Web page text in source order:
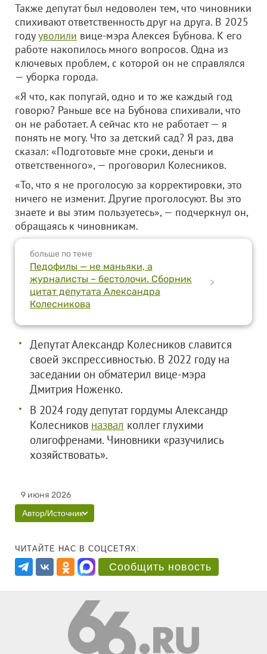
Также депутат был недоволен тем, что чиновники
спихивают ответственность друг на друга. В 2025
годууволили вице-мэра Алексея Бубнова. К его
работе накопилось много вопросов. Одна из
ключевых проблем, с которой он не справлялся
— уборка города.
«Я что, как попугай, одно и то же каждый год
говорю? Раньше все на Бубнова спихивали, что
он не работает. А сейчас кто не работает — я
понять не могу. Что за детский сад? Я раз, два
сказал: «Подготовьте мне сроки, деньги и
ответственного», — проговорил Колесников.
«То, что я не проголосую за корректировки, это
ничего не изменит. Другие проголосуют. Вы это
знаете и вы этим пользуетесь», — подчеркнул он,
обращаясь к чиновникам.
больше по теме
Педофилы — не маньяки, а
журналисты – бестолочи. Сборник
цитат депутата Александра
Колесникова
>
Депутат Александр Колесников славится
своей экспрессивностью. В 2022 году на
заседании он обматерил вице-мэра
Дмитрия Ноженко.
В 2024 году депутат гордумы Александр
Колесников назвал коллег глухими
олигофренами. Чиновники «разучились
хозяйствовать».
9 июня 2026
Автор/Источник
ЧИТАЙТЕ НАС В СОЦСЕТЯХ:
Сообщить новость